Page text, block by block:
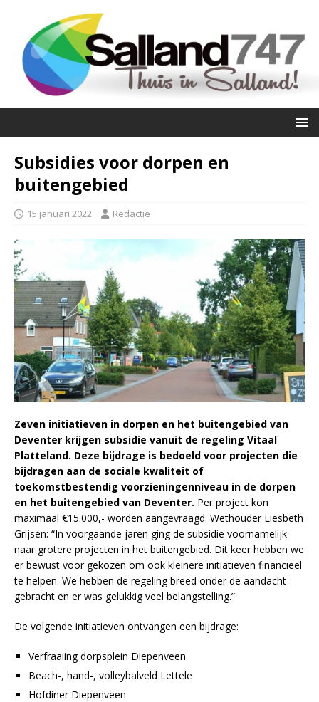
Subsidies voor dorpen en
buitengebied
15 januari 2022 Redactie
Zeven initiatieven in dorpen en het buitengebied van
Deventer krijgen subsidie vanuit de regeling Vitaal
Platteland. Deze bijdrage is bedoeld voor projecten die
bijdragen aan de sociale kwaliteit of
toekomstbestendig voorzieningenniveau in de dorpen
en het buitengebied van Deventer. Per project kon
maximaal €15.000,- worden aangevraagd. Wethouder Liesbeth
Grijsen: “In voorgaande jaren ging de subsidie voornamelijk
naar grotere projecten in het buitengebied. Dit keer hebben we
er bewust voor gekozen om ook kleinere initiatieven financieel
te helpen. We hebben de regeling breed onder de aandacht
gebracht en er was gelukkig veel belangstelling.”
De volgende initiatieven ontvangen een bijdrage:
Verfraaiing dorpsplein Diepenveen
Beach-, hand-, volleybalveld Lettele
Hofdiner Diepenveen